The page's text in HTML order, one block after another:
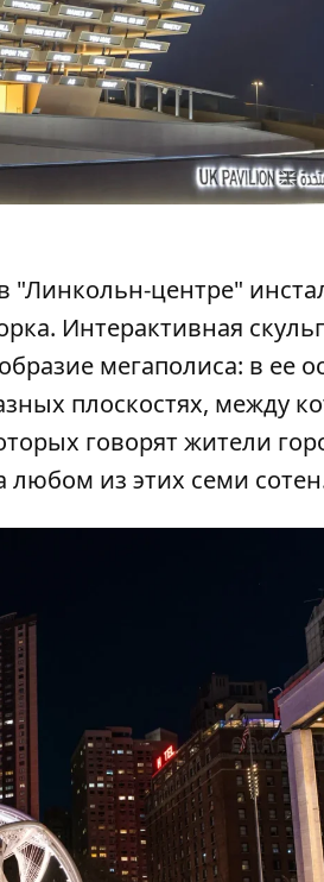
"Линкольн-центре"
Интерактивная
мегаполиса: в ее
плоскостях, между
говорят жители
из этих семи